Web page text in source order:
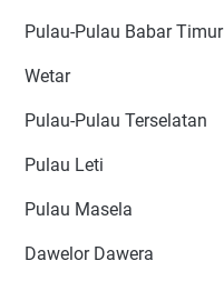
Pulau-Pulau Babar Timur
Wetar
Pulau-Pulau Terselatan
Pulau Leti
Pulau Masela
Dawelor Dawera